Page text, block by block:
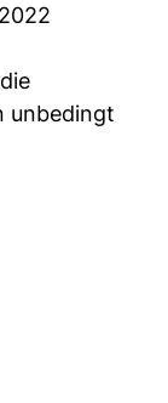
unbedingt